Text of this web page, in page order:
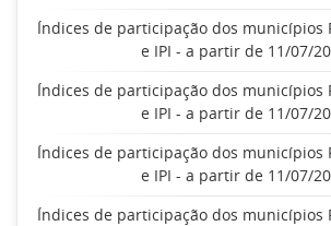
Índices de participação dos municípios
e IPI - a partir de 11/07/
Índices de participação dos municípios
e IPI - a partir de 11/07/
Índices de participação dos municípios
e IPI - a partir de 11/07/
Índices de participação dos municípios